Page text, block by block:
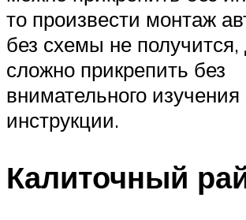
то произвести монтаж
без схемы не
сложно прикрепить без
внимательного
инструкции.
Калиточный